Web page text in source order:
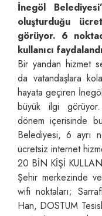
İnegöl
oluşturduğu
görüyor. 6
kullanıcı
Bir yandan hizmet
da vatandaşlara
hayata geçiren
büyük ilgi
dönem içerisinde
Belediyesi, 6 ayrı
ücretsiz internet
20 BİN KİŞİ
Şehir merkezinde
wifi noktaları;
Han, DOSTUM